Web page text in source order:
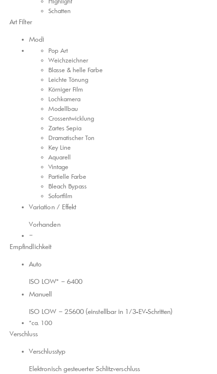
Schatten
Art Filter
Modi
Pop Art
Weichzeichner
Blasse & helle Farbe
Leichte Tönung
Körniger Film
Lochkamera
Modellbau
Crossentwicklung
Zartes Sepia
Dramatischer Ton
Key Line
Aquarell
Vintage
Partielle Farbe
Bleach Bypass
Sofortfilm
Variation / Effekt
Vorhanden
–
Empfindlichkeit
Auto
ISO LOW* – 6400
Manuell
ISO LOW – 25600 (einstellbar in 1/3-EV-Schritten)
*ca. 100
Verschluss
Verschlusstyp
Elektronisch gesteuerter Schlitzverschluss